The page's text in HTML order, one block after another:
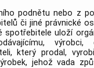
podnětu nebo z
či jiné právnické
spotřebitele uloží
výrobci,
který prodal,
jehož vada